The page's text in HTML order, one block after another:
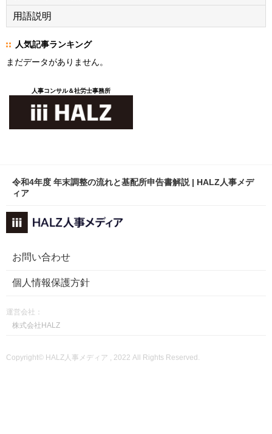
用語説明
人気記事ランキング
まだデータがありません。
人事コンサル＆社労士事務所
令和4年度 年末調整の流れと基配所申告書解説 | HALZ人事メデ
ィア
お問い合わせ
個人情報保護方針
運営会社：
株式会社HALZ
Copyright© HALZ人事メディア , 2022 All Rights Reserved.